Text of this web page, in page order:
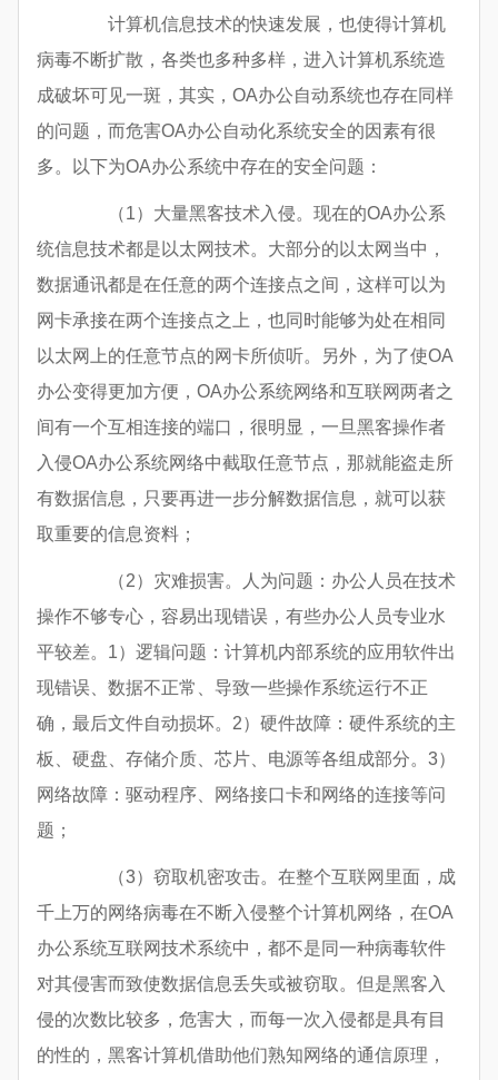
计算机信息技术的快速发展，也使得计算机
病毒不断扩散，各类也多种多样，进入计算机系统造
成破坏可见一斑，其实，OA办公自动系统也存在同样
的问题，而危害OA办公自动化系统安全的因素有很
多。以下为OA办公系统中存在的安全问题：
（1）大量黑客技术入侵。现在的OA办公系
统信息技术都是以太网技术。大部分的以太网当中，
数据通讯都是在任意的两个连接点之间，这样可以为
网卡承接在两个连接点之上，也同时能够为处在相同
以太网上的任意节点的网卡所侦听。另外，为了使OA
办公变得更加方便，OA办公系统网络和互联网两者之
间有一个互相连接的端口，很明显，一旦黑客操作者
入侵OA办公系统网络中截取任意节点，那就能盗走所
有数据信息，只要再进一步分解数据信息，就可以获
取重要的信息资料；
（2）灾难损害。人为问题：办公人员在技术
操作不够专心，容易出现错误，有些办公人员专业水
平较差。1）逻辑问题：计算机内部系统的应用软件出
现错误、数据不正常、导致一些操作系统运行不正
确，最后文件自动损坏。2）硬件故障：硬件系统的主
板、硬盘、存储介质、芯片、电源等各组成部分。3）
网络故障：驱动程序、网络接口卡和网络的连接等问
题；
（3）窃取机密攻击。在整个互联网里面，成
千上万的网络病毒在不断入侵整个计算机网络，在OA
办公系统互联网技术系统中，都不是同一种病毒软件
对其侵害而致使数据信息丢失或被窃取。但是黑客入
侵的次数比较多，危害大，而每一次入侵都是具有目
的性的，黑客计算机借助他们熟知网络的通信原理，